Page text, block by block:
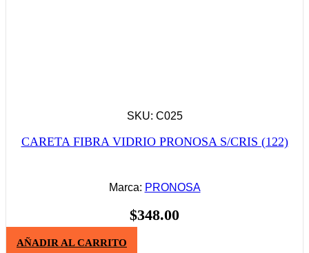
SKU: C025
CARETA FIBRA VIDRIO PRONOSA S/CRIS (122)
Marca: PRONOSA
$348.00
AÑADIR AL CARRITO